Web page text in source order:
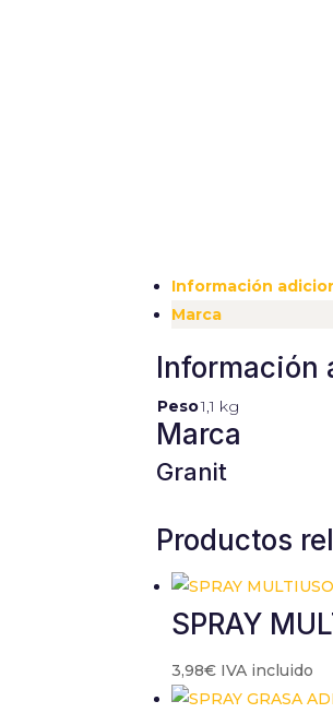
Información
Marca
Información
Peso1,1 kg
Marca
Granit
Productos
SPRAY
3,98€ IVA incluido